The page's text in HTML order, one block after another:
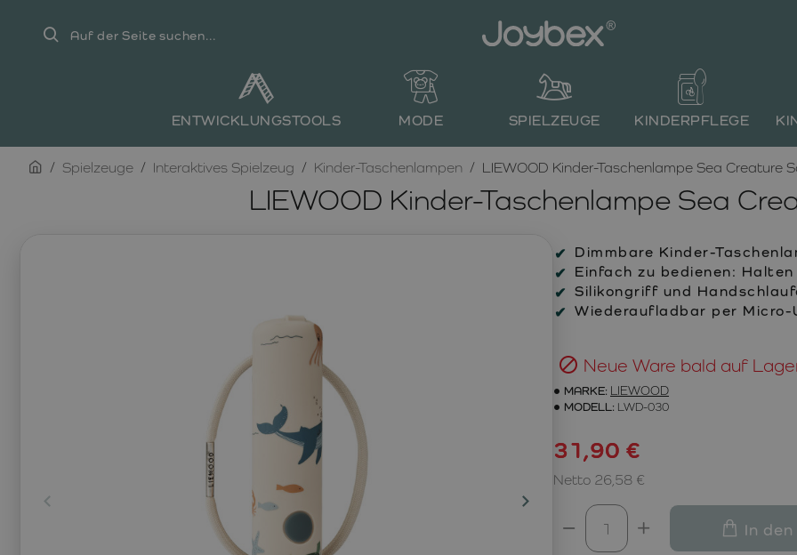
Auf
ENTWICKLUNGSTOOLS MODE SPIELZEUGE KINDERPFLEGE
LIEWOOD Kinder-Taschenlampe Sea
homeSpielzeuge Interaktives Spielzeug Kinder-Taschenlampen LIEWOOD Kinder-Taschenlampe Sea Creature
Dimmbare Kinder-
Einfach zu bedienen:
Silikongriff und
Wiederaufladbar per Micro-
Neue Ware bald auf
MARKE: LIEWOOD
MODELL: LWD-030
31,90 €
Netto 26,58 €
In